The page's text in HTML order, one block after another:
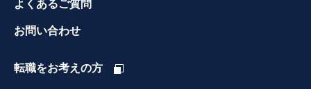
よくあるご質問
お問い合わせ
転職をお考えの方